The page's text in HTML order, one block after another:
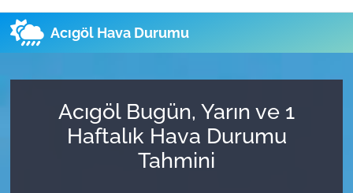
Acıgöl Hava Durumu
Acıgöl Bugün, Yarın ve 1
Haftalık Hava Durumu
Tahmini
Gündem
Atamalar
Mevzuat
Hava Durumu
Namaz Vakitleri
Süper Lig Puan Durumu ve Fikstür